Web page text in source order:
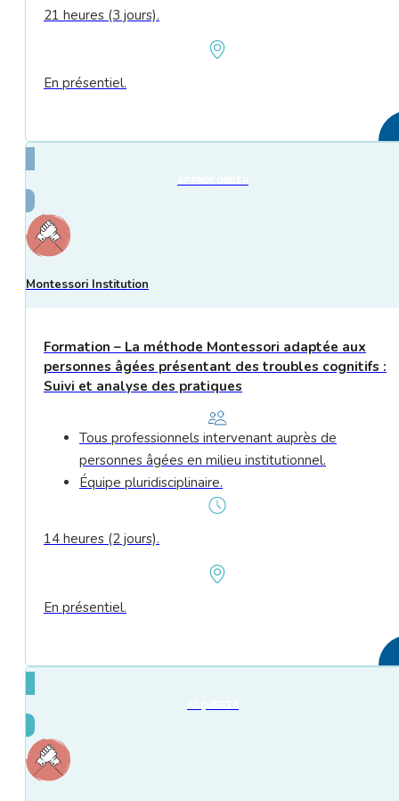
21 heures (3 jours).
En présentiel.
Montessori Institution
Formation – La méthode Montessori adaptée aux
personnes âgées présentant des troubles cognitifs :
Suivi et analyse des pratiques
Tous professionnels intervenant auprès de
personnes âgées en milieu institutionnel.
Équipe pluridisciplinaire.
14 heures (2 jours).
En présentiel.